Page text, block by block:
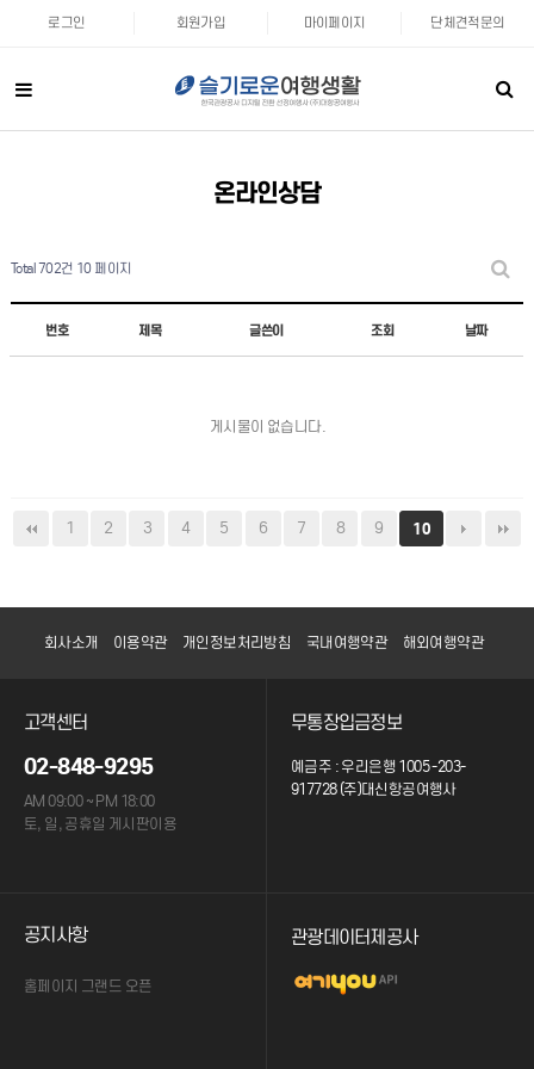
로그인 회원가입 마이페이지 단체견적문의
온라인상담
Total 702건 10 페이지
번호 제목 글쓴이 조회 날짜
게시물이 없습니다.
1 2 3 4 5 6 7 8 9 10
회사소개 이용약관 개인정보처리방침 국내여행약관 해외여행약관
고객센터
02-848-9295
AM 09:00 ~ PM 18:00
토, 일, 공휴일 게시판이용
무통장입금정보
예금주 : 우리은행 1005 -203-
917728 (주)대신항공여행사
공지사항
홈페이지 그랜드 오픈
관광데이터제공사